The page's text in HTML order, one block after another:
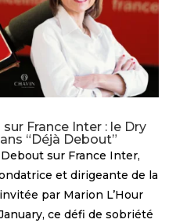
France Inter : le Dry
“Déjà Debout”
sur France Inter,
et dirigeante de la
par Marion L’Hour
ce défi de sobriété